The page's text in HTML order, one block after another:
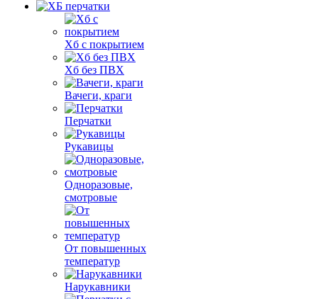
Хб с покрытием
Хб без ПВХ
Вачеги, краги
Перчатки
Рукавицы
Одноразовые,
смотровые
От повышенных
температур
Нарукавники